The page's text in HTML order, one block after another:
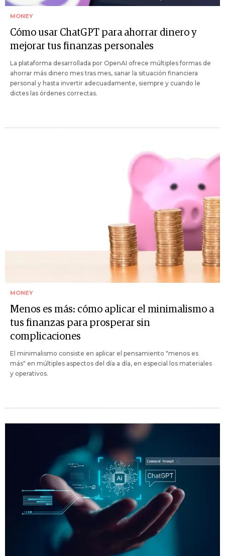
MONEY
Cómo usar ChatGPT para ahorrar dinero y
mejorar tus finanzas personales
La plataforma desarrollada por OpenAI ofrece múltiples formas de
ahorrar más dinero mes tras mes, sanar la situación financiera
personal y hasta invertir adecuadamente, siempre y cuando le
dictes las órdenes correctas.
MONEY
Menos es más: cómo aplicar el minimalismo a
tus finanzas para prosperar sin
complicaciones
El minimalismo consiste en aplicar el pensamiento "menos es
más" en múltiples aspectos del día a día, en especial los materiales
y operativos.